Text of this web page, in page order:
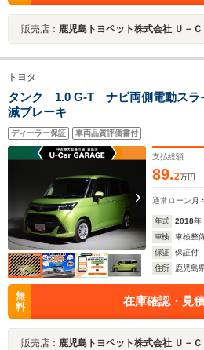
販売店： 鹿児島トヨペット株式会社 Ｕ－Ｃａ
トヨタ
タンク 1.0 G-T ナビ両側電動スラ
減ブレーキ
ディーラー保証 車両品質評価書付
支払総額
89.2万円
通常ローン 月
年式 2018年
車検
車検整
保証
保証付
住所
鹿児島
無
料
在庫確認・見
販売店： 鹿児島トヨペット株式会社 Ｕ－Ｃａ